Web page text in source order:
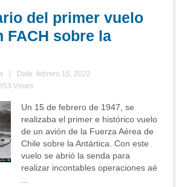
del primer vuelo
FACH sobre la
Date: febrero 15, 2022
Views
Un 15 de febrero de 1947, se
realizaba el primer e histórico vuelo
de un avión de la Fuerza Aérea de
Chile sobre la Antártica. Con este
vuelo se abrió la senda para
realizar incontables operaciones aé
...